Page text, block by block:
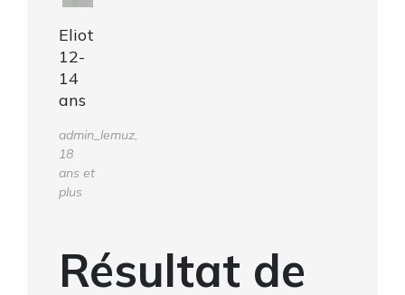
Eliot
12-
14
ans
admin_lemuz,
18
ans et
plus
Résultat de